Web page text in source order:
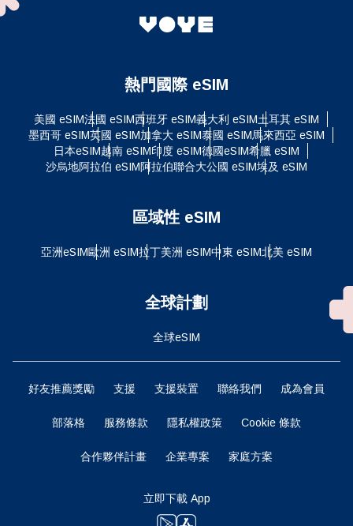
熱門國際 eSIM
美國 eSIM法國 eSIM西班牙 eSIM義大利 eSIM土耳其 eSIM
墨西哥 eSIM英國 eSIM加拿大 eSIM泰國 eSIM馬來西亞 eSIM
日本eSIM越南 eSIM印度 eSIM德國eSIM希臘 eSIM
沙烏地阿拉伯 eSIM阿拉伯聯合大公國 eSIM埃及 eSIM
區域性 eSIM
亞洲eSIM歐洲 eSIM拉丁美洲 eSIM中東 eSIM北美 eSIM
全球計劃
全球eSIM
好友推薦獎勵 支援 支援裝置 聯絡我們 成為會員
部落格 服務條款 隱私權政策 Cookie 條款
合作夥伴計畫 企業專案 家庭方案
立即下載 App